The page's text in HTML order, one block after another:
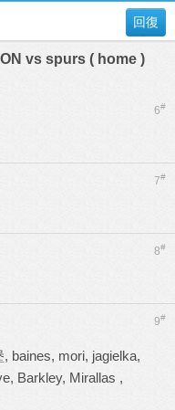
回復
vs spurs ( home )
6#
7#
8#
9#
baines, mori, jagielka,
Barkley, Mirallas ,